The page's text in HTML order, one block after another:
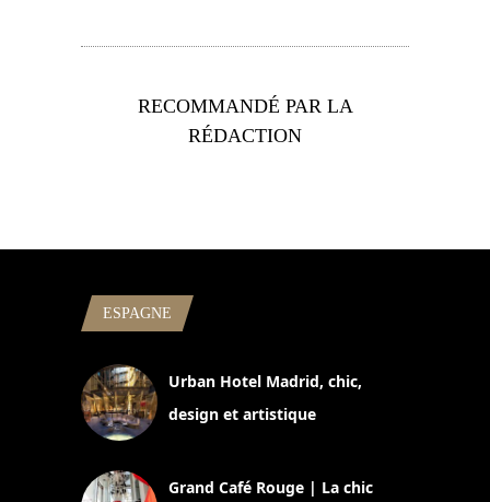
RECOMMANDÉ PAR LA
RÉDACTION
ESPAGNE
Urban Hotel Madrid, chic,
design et artistique
Grand Café Rouge | La chic